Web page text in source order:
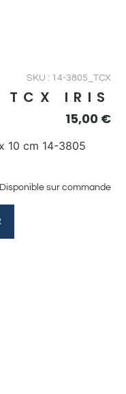
SKU : 14-3805_TCX
IRIS
15,00 €
10 cm 14-3805
Disponible sur commande